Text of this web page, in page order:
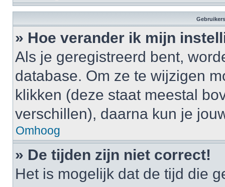
» Hoe verander ik mijn
Als je geregistreerd bent,
database. Om ze te wijzigen
klikken (deze staat meestal
verschillen), daarna kun je
Omhoog
» De tijden zijn niet correct!
Het is mogelijk dat de tijd die